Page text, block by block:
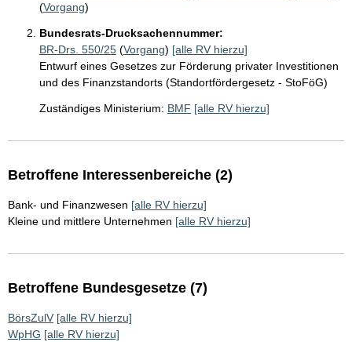
(Vorgang)
Bundesrats-Drucksachennummer:
BR-Drs. 550/25 (Vorgang) [alle RV hierzu]
Entwurf eines Gesetzes zur Förderung privater Investitionen
und des Finanzstandorts (Standortfördergesetz - StoFöG)
Zuständiges Ministerium: BMF [alle RV hierzu]
Betroffene Interessenbereiche (2)
Bank- und Finanzwesen [alle RV hierzu]
Kleine und mittlere Unternehmen [alle RV hierzu]
Betroffene Bundesgesetze (7)
BörsZulV [alle RV hierzu]
WpHG [alle RV hierzu]